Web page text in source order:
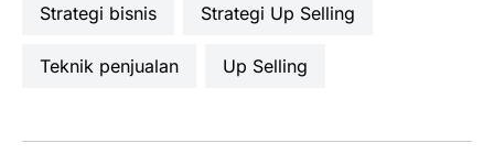
strategi bisnis strategi Up Selling
teknik penjualan Up Selling